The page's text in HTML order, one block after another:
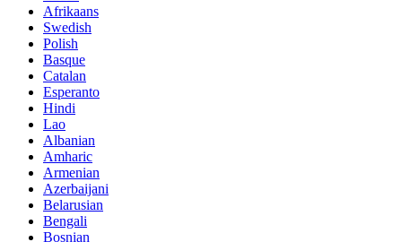
Afrikaans
Swedish
Polish
Basque
Catalan
Esperanto
Hindi
Lao
Albanian
Amharic
Armenian
Azerbaijani
Belarusian
Bengali
Bosnian